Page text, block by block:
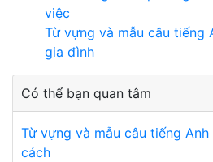
việc
Từ vựng và mẫu câu tiếng
gia đình
Có thể bạn quan tâm
Từ vựng và mẫu câu tiếng
cách